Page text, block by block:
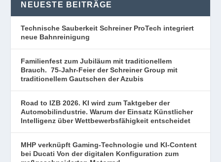
NEUESTE BEITRÄGE
Technische Sauberkeit Schreiner ProTech integriert
neue Bahnreinigung
Familienfest zum Jubiläum mit traditionellem
Brauch. 75-Jahr-Feier der Schreiner Group mit
traditionellem Gautschen der Azubis
Road to IZB 2026. KI wird zum Taktgeber der
Automobilindustrie. Warum der Einsatz Künstlicher
Intelligenz über Wettbewerbsfähigkeit entscheidet
MHP verknüpft Gaming-Technologie und KI-Content
bei Ducati Von der digitalen Konfiguration zum